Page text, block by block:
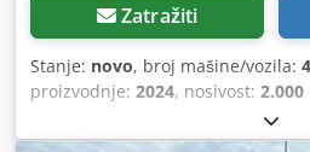
Zatražiti
Stanje: novo, broj mašine/vozila:
proizvodnje: 2024, nosivost: 2.000
1.000
500 mm, vrsta goriva:električni,